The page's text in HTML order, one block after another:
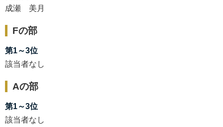
成瀬 美月
Fの部
第1～3位
該当者なし
Aの部
第1～3位
該当者なし